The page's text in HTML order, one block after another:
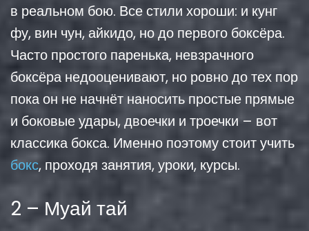
в реальном бою. Все стили хороши: и кунг
фу, вин чун, айкидо, но до первого боксёра.
Часто простого паренька, невзрачного
боксёра недооценивают, но ровно до тех пор
пока он не начнёт наносить простые прямые
и боковые удары, двоечки и троечки – вот
классика бокса. Именно поэтому стоит учить
бокс, проходя занятия, уроки, курсы.
2 – Муай тай